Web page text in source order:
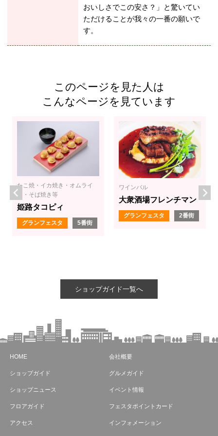
おいしさでこの安さ？」と驚いてい
ただけることが我々の一番の願いで
す。
このページを見た人は
こんなページを見ています
たこ焼・イカ焼き・オムライ
ス・そば焼き等
姫路タコピィ
グランフェスタ 5番街
ワインバル
大衆酒場フレンチマン
グランフェスタ 2番街
ショップガイド一覧へ
HOME 会社概要
ショップガイド グルメガイド
ショップニュース イベント情報
フロアガイド フェスタポイントカード
アクセス インフォメーション